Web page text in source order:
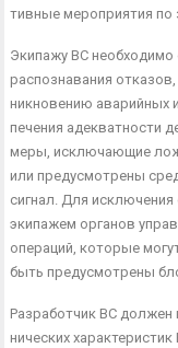
тивные мероприятия по
Экипажу ВС
распознавания
никновению аварийных
печения адекватности
меры, исключающие
или предусмотрены
сигнал. Для
экипажем органов
операций, которые
быть предусмотрены
Разработчик ВС
нических